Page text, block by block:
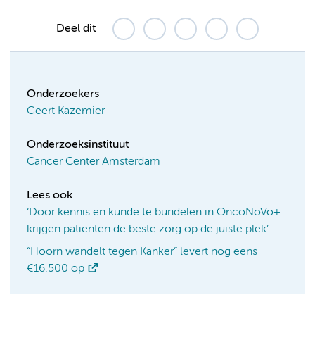
Deel dit
Onderzoekers
Geert Kazemier
Onderzoeksinstituut
Cancer Center Amsterdam
Lees ook
‘Door kennis en kunde te bundelen in OncoNoVo+
krijgen patiënten de beste zorg op de juiste plek’
“Hoorn wandelt tegen Kanker” levert nog eens
€16.500 op